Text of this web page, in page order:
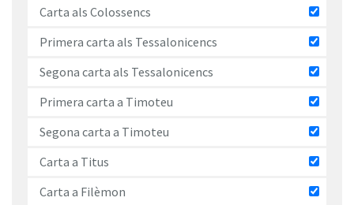
Carta als Colossencs
Primera carta als Tessalonicencs
Segona carta als Tessalonicencs
Primera carta a Timoteu
Segona carta a Timoteu
Carta a Titus
Carta a Filèmon